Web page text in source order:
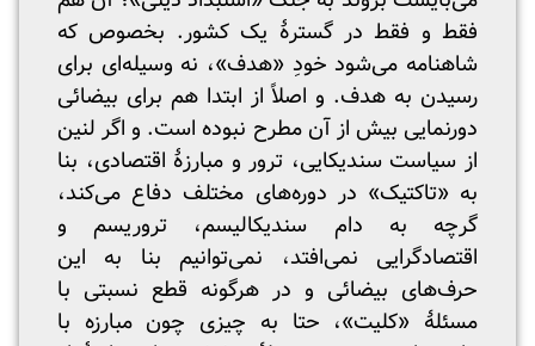
فقط و فقط در گسترهٔ یک کشور. بخصوص که
شاهنامه می‌شود خودِ «هدف»، نه وسیله‌ای برای
رسیدن به هدف. و اصلاً از ابتدا هم برای بیضائی
دورنمایی بیش از آن مطرح نبوده است. و اگر لنین
از سیاست سندیکایی، ترور و مبارزهٔ اقتصادی، بنا
به «تاکتیک» در دوره‌های مختلف دفاع ‌می‌کند،
گرچه به دام سندیکالیسم، تروریسم و
اقتصادگرایی نمی‌افتد، نمی‌توانیم بنا به این
حرف‌های بیضائی و در هرگونه قطع نسبتی با
مسئلهٔ «کلیت»، حتا به چیزی چون مبارزه با